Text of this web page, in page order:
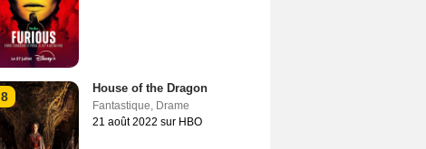
8
House of the Dragon
Fantastique, Drame
21 août 2022 sur HBO